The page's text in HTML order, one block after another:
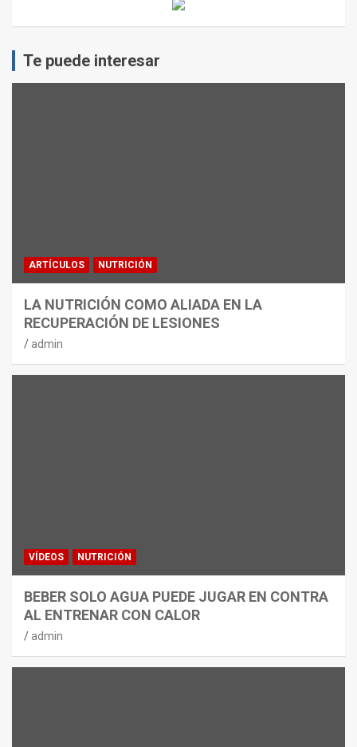
Te puede interesar
ARTÍCULOS NUTRICIÓN
LA NUTRICIÓN COMO ALIADA EN LA
RECUPERACIÓN DE LESIONES
admin
VÍDEOS NUTRICIÓN
BEBER SOLO AGUA PUEDE JUGAR EN CONTRA
AL ENTRENAR CON CALOR
admin